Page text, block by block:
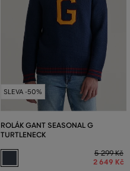
SLEVA -50%
ROLÁK GANT SEASONAL G
TURTLENECK
5 299 Kč
2 649 Kč